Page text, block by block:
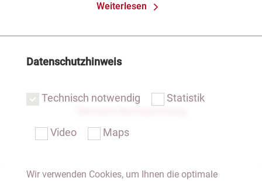
Weiterlesen
Datenschutzhinweis
Technisch notwendig Statistik
Video Maps
Wir verwenden Cookies, um Ihnen die optimale